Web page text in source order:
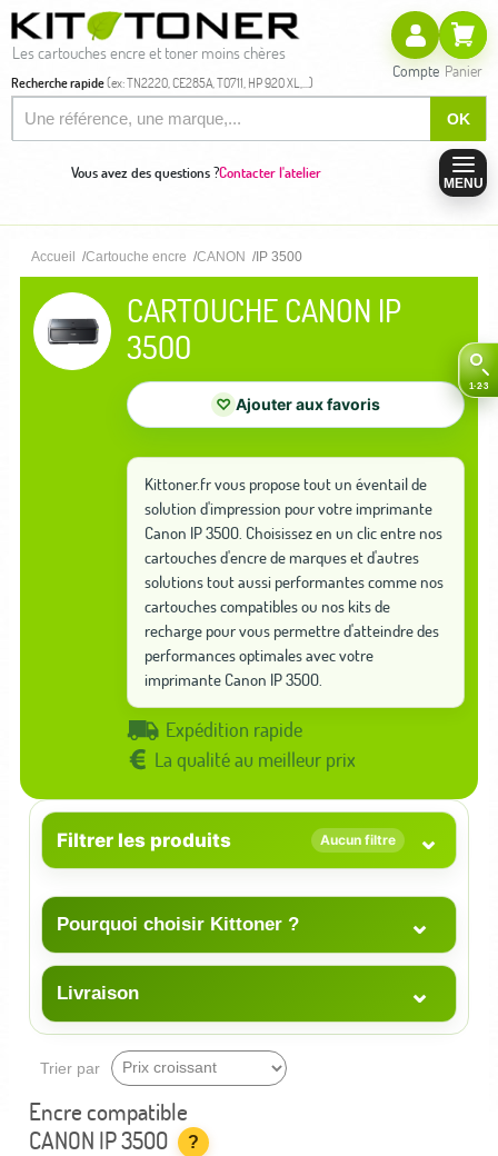
Les cartouches encre et toner moins chères
Recherche rapide(ex: TN2220, CE285A, T0711, HP 920 XL,...)
OK
Compte Panier
Vous avez des questions ?Contacter l'atelier
MENU
Accueil Cartouche encre CANON IP 3500
CARTOUCHE CANON IP
3500
♡ Ajouter aux favoris
Kittoner.fr vous propose tout un éventail de
solution d'impression pour votre imprimante
Canon IP 3500. Choisissez en un clic entre nos
cartouches d'encre de marques et d'autres
solutions tout aussi performantes comme nos
cartouches compatibles ou nos kits de
recharge pour vous permettre d'atteindre des
performances optimales avec votre
imprimante Canon IP 3500.
Expédition rapide
La qualité au meilleur prix
Filtrer les produits Aucun filtre ⌄
Pourquoi choisir Kittoner ? ⌄
Livraison ⌄
Trier par
Encre compatible
CANON IP 3500
?